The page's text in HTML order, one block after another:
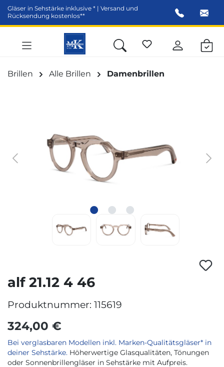
springen
Gläser in Sehstärke inklusive * | Versand und
Rücksendung kostenlos**
Brillen Alle Brillen Damenbrillen
alf 21.12 4 46
Produktnummer: 115619
324,00 €
Bei verglasbaren Modellen inkl. Marken-Qualitätsgläser* in
deiner Sehstärke. Höherwertige Glasqualitäten, Tönungen
oder Sonnenbrillengläser in Sehstärke mit Aufpreis.